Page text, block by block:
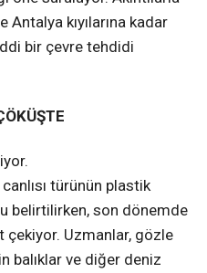
Antalya kıyılarına kadar
bir çevre tehdidi
türünün plastik
belirtilirken, son dönemde
Uzmanlar, gözle
balıklar ve diğer deniz